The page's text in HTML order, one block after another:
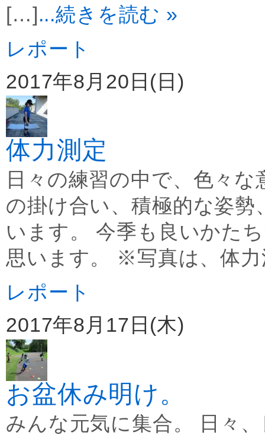
[…]...続きを読む »
レポート
2017年8月20日(日)
体力測定
日々の練習の中で、色々
の掛け合い、積極的な姿
います。 今季も良いかた
思います。 ※写真は、体
レポート
2017年8月17日(木)
お盆休み明け。
みんな元気に集合。 日々